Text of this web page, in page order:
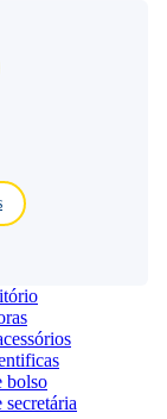
bolso